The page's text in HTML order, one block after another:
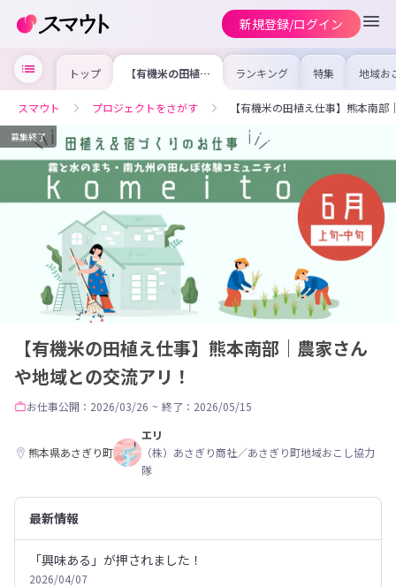
新規登録/ログイン
トップ 【有機米の田植え
仕事】熊本南部｜
の交流アリ！
ランキング 特集 地域お
の求
を集め
事内容
を比較
スマウト プロジェクトをさがす 【有機米の田植え仕事】熊本南
募集終了
【有機米の田植え仕事】熊本南部｜農家さん
や地域との交流アリ！
お仕事公開：2026/03/26 ~ 終了：2026/05/15
熊本県あさぎり町
エリ
（株）あさぎり商社／あさぎり町地域おこし協力
隊
最新情報
「興味ある」が押されました！
2026/04/07